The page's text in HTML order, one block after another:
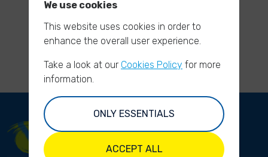
We use cookies
This website uses cookies in order to
enhance the overall user experience.
Take a look at our Cookies Policy for more
information.
ONLY ESSENTIALS
ACCEPT ALL